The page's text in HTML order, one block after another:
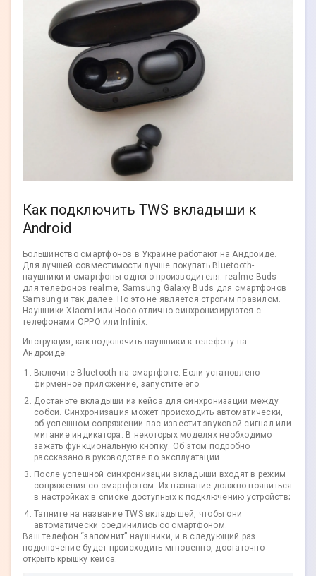
Как подключить TWS вкладыши к
Android
Большинство смартфонов в Украине работают на Андроиде.
Для лучшей совместимости лучше покупать Bluetooth-
наушники и смартфоны одного производителя: realme Buds
для телефонов realme, Samsung Galaxy Buds для смартфонов
Samsung и так далее. Но это не является строгим правилом.
Наушники Xiaomi или Hoco отлично синхронизируются с
телефонами OPPO или Infinix.
Инструкция, как подключить наушники к телефону на
Андроиде:
Включите Bluetooth на смартфоне. Если установлено
фирменное приложение, запустите его.
Достаньте вкладыши из кейса для синхронизации между
собой. Синхронизация может происходить автоматически,
об успешном сопряжении вас известит звуковой сигнал или
мигание индикатора. В некоторых моделях необходимо
зажать функциональную кнопку. Об этом подробно
рассказано в руководстве по эксплуатации.
После успешной синхронизации вкладыши входят в режим
сопряжения со смартфоном. Их название должно появиться
в настройках в списке доступных к подключению устройств;
Тапните на название TWS вкладышей, чтобы они
автоматически соединились со смартфоном.
Ваш телефон “запомнит” наушники, и в следующий раз
подключение будет происходить мгновенно, достаточно
открыть крышку кейса.